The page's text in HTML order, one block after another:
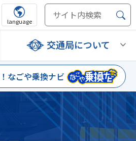
language
交通局について
なごや乗換ナビ